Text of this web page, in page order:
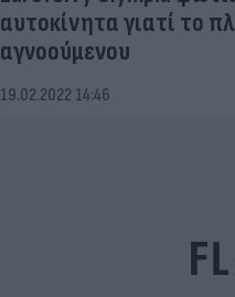
αυτοκίνητα γιατί το
αγνοούμενου
19.02.2022 14:46